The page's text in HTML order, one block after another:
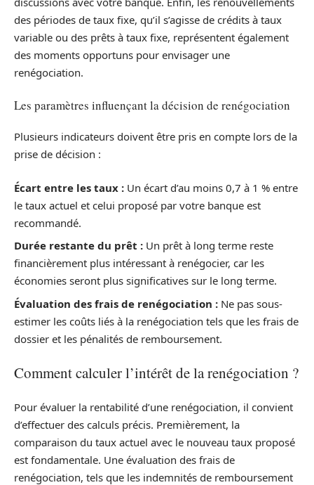
des périodes de taux fixe, qu’il s’agisse de crédits à taux
variable ou des prêts à taux fixe, représentent également
des moments opportuns pour envisager une
renégociation.
Les paramètres influençant la décision de renégociation
Plusieurs indicateurs doivent être pris en compte lors de la
prise de décision :
Écart entre les taux : Un écart d’au moins 0,7 à 1 % entre
le taux actuel et celui proposé par votre banque est
recommandé.
Durée restante du prêt : Un prêt à long terme reste
financièrement plus intéressant à renégocier, car les
économies seront plus significatives sur le long terme.
Évaluation des frais de renégociation : Ne pas sous-
estimer les coûts liés à la renégociation tels que les frais de
dossier et les pénalités de remboursement.
Comment calculer l’intérêt de la renégociation ?
Pour évaluer la rentabilité d’une renégociation, il convient
d’effectuer des calculs précis. Premièrement, la
comparaison du taux actuel avec le nouveau taux proposé
est fondamentale. Une évaluation des frais de
renégociation, tels que les indemnités de remboursement